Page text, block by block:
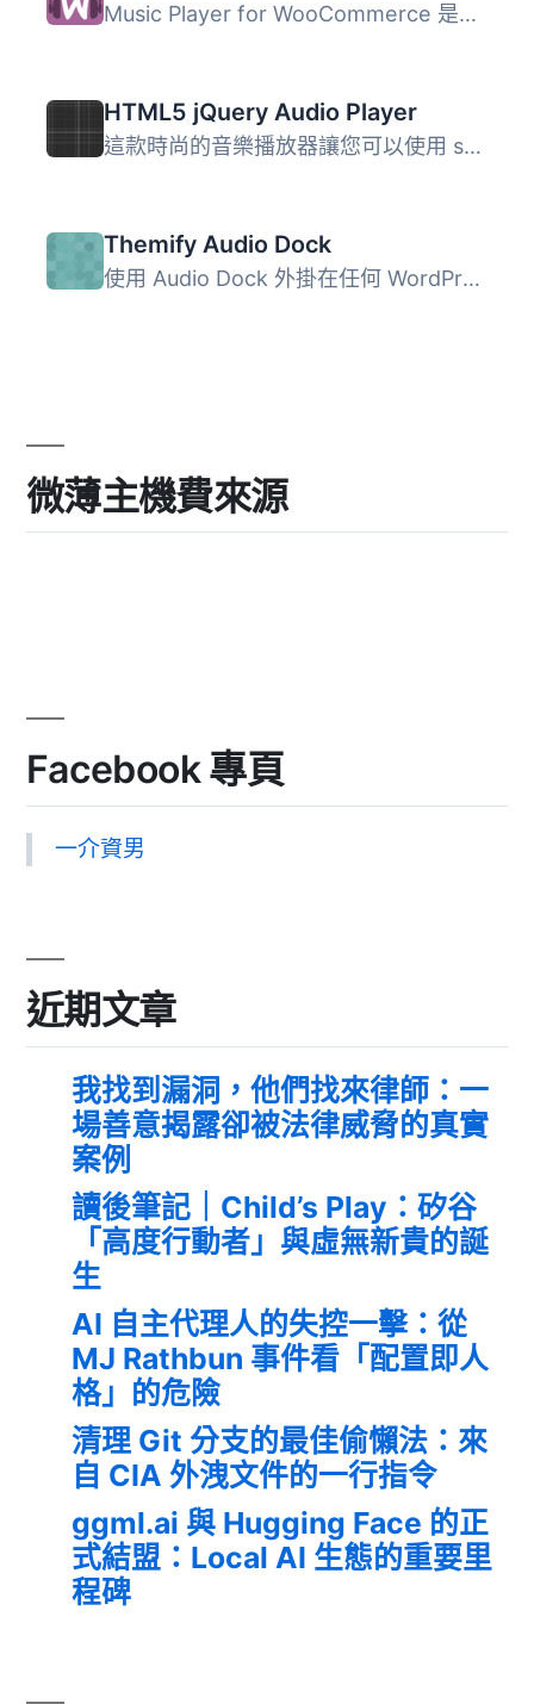
Music Player for WooCommerce 是一款專為 WooCommerce、Doka...
HTML5 jQuery Audio Player
這款時尚的音樂播放器讓您可以使用 shortcode 在 WordPress ...
Themify Audio Dock
使用 Audio Dock 外掛在任何 WordPress 網站播放音樂！這個外...
微薄主機費來源
Facebook 專頁
一介資男
近期文章
我找到漏洞，他們找來律師：一
場善意揭露卻被法律威脅的真實
案例
讀後筆記｜Child’s Play：矽谷
「高度行動者」與虛無新貴的誕
生
AI 自主代理人的失控一擊：從
MJ Rathbun 事件看「配置即人
格」的危險
清理 Git 分支的最佳偷懶法：來
自 CIA 外洩文件的一行指令
ggml.ai 與 Hugging Face 的正
式結盟：Local AI 生態的重要里
程碑